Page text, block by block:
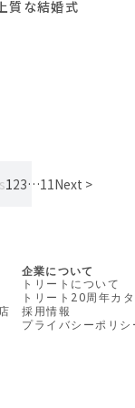
質な結婚式
123…11Next >
企業について
トリートについて
トリート20周年カ
採用情報
プライバシーポリシ